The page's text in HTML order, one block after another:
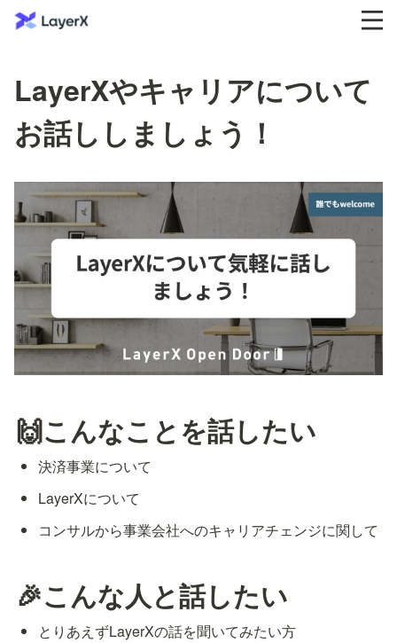
LayerXやキャリアについて
お話ししましょう！
🙌こんなことを話したい
決済事業について
LayerXについて
コンサルから事業会社へのキャリアチェンジに関して
🎉こんな人と話したい
とりあえずLayerXの話を聞いてみたい方